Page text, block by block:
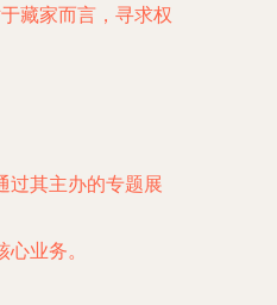
藏家而言，寻求权
过其主办的专题展
业务。